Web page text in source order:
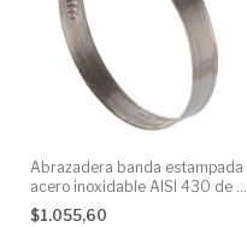
Abrazadera banda estampada
acero inoxidable AISI 430 de 9
mm.
$1.055,60